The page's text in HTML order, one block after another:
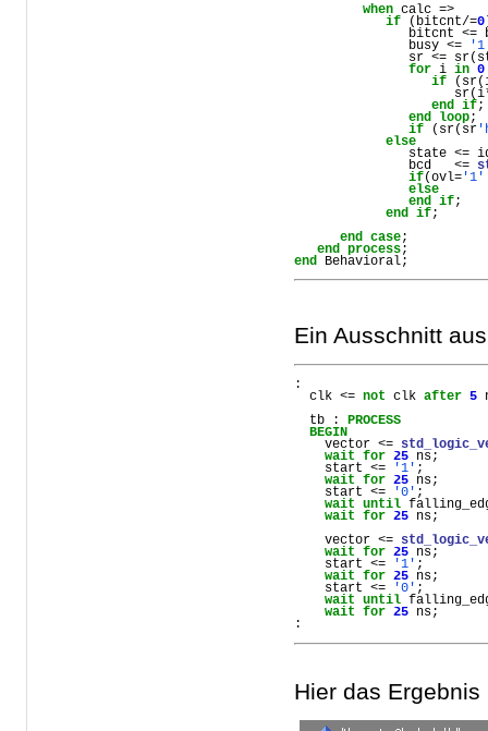
when calc =>
if ( bitcnt/=0
bitcnt <=
busy <=
sr <= sr(
for i in 0
if ( sr(
sr(i
end
if;
end
loop;
if ( sr( sr
else
state <=
bcd
   <=
if(ovl= '1'
else
end
if;
end
if;
end
case;
end
process;
end
Behavioral;
Ein Ausschnitt
:
clk <= not clk after 5
tb :
PROCESS
BEGIN
vector <=
wait
for 25 ns;
start <= '1' ;
wait
for 25 ns;
start <= '0' ;
wait
until
wait
for 25 ns;
vector <=
wait
for 25 ns;
start <= '1' ;
wait
for 25 ns;
start <= '0' ;
wait
until
wait
for 25 ns;
:
Hier das